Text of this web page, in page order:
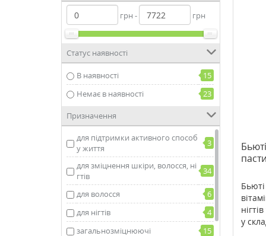
грн - грн
Статус наявності
В наявності
15
Немає в наявності
23
Призначення
для підтримки активного способ
у життя
3
для зміцнення шкіри, волосся, ні
гтів
34
для волосся
6
для нігтів
4
загальнозміцнюючі
15
у